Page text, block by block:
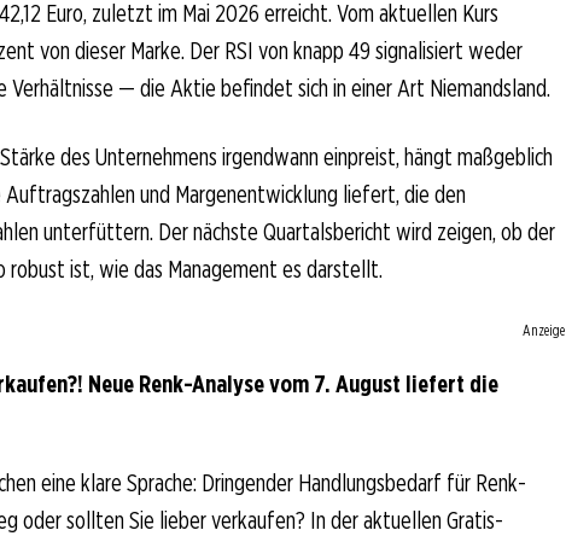
Euro, zuletzt im Mai 2026 erreicht. Vom aktuellen Kurs
von dieser Marke. Der RSI von knapp 49 signalisiert weder
— die Aktie befindet sich in einer Art Niemandsland.
des Unternehmens irgendwann einpreist, hängt maßgeblich
und Margenentwicklung liefert, die den
unterfüttern. Der nächste Quartalsbericht wird zeigen, ob der
ist, wie das Management es darstellt.
Anzeige
Neue Renk-Analyse vom 7. August liefert die
eine klare Sprache: Dringender Handlungsbedarf für Renk-
oder sollten Sie lieber verkaufen? In der aktuellen Gratis-